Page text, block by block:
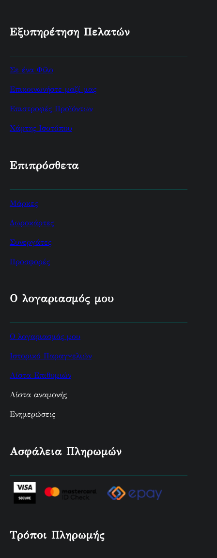
Εξυπηρέτηση Πελατών
Σε ένα Φίλο
Επικοινωνήστε μαζί μας
Επιστροφές Προϊόντων
Χάρτης Ισοτόπου
Επιπρόσθετα
Μάρκες
Δωροκάρτες
Συνεργάτες
Προσφορές
Ο λογαριασμός μου
Ο λογαριασμός μου
Ιστορικό Παραγγελιών
Λίστα Επιθυμιών
Λίστα αναμονής
Ενημερώσεις
Ασφάλεια Πληρωμών
Τρόποι Πληρωμής